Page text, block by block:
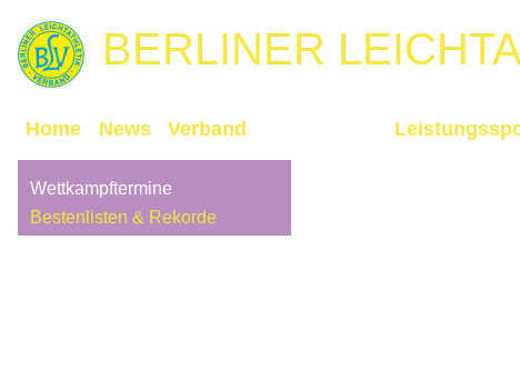
BERLINER
Home News Verband
Wettkampftermine
Bestenlisten & Rekorde